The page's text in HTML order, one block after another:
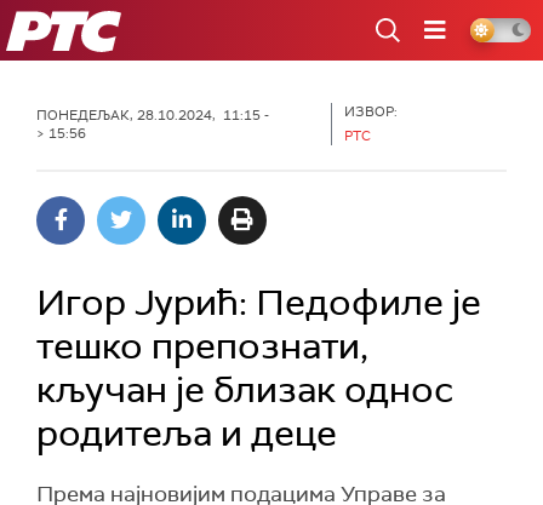
РТС
ПОНЕДЕЉАК, 28.10.2024, 11:15 -
> 15:56
ИЗВОР:
РТС
Игор Јурић: Педофиле је
тешко препознати,
кључан је близак однос
родитеља и деце
Према најновијим подацима Управе за